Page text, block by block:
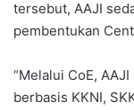
tersebut, AAJI
pembentukan
“Melalui CoE,
berbasis KKNI,